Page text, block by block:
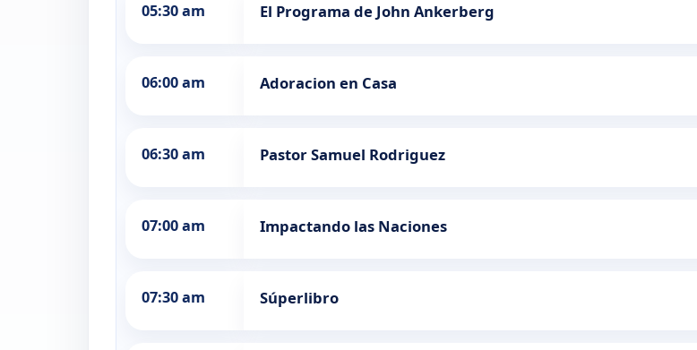
05:30 am El Programa de John Ankerberg
06:00 am Adoracion en Casa
06:30 am Pastor Samuel Rodriguez
07:00 am Impactando las Naciones
07:30 am Súperlibro